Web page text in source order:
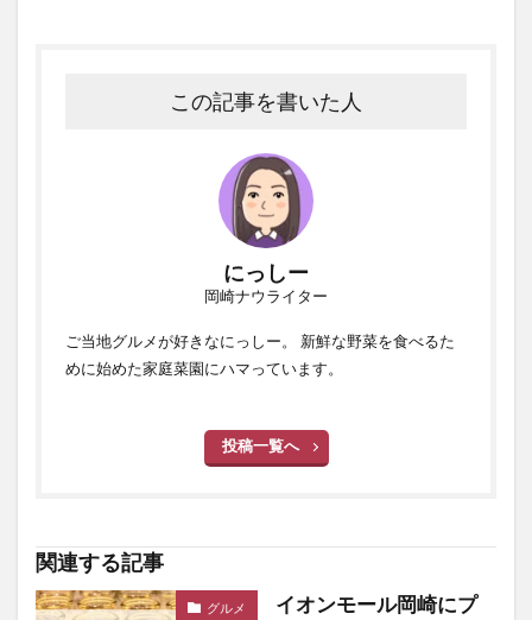
この記事を書いた人
にっしー
岡崎ナウライター
ご当地グルメが好きなにっしー。 新鮮な野菜を食べるた
めに始めた家庭菜園にハマっています。
投稿一覧へ
関連する記事
グルメ
イオンモール岡崎にプ